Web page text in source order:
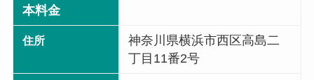
本料金
住所
神奈川県横浜市西区高島二
丁目11番2号